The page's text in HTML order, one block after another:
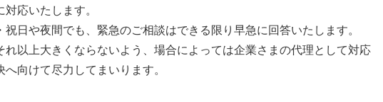
対応いたします。
祝日や夜間でも、緊急のご相談はできる限り早急に回答いたします。
れ以上大きくならないよう、場合によっては企業さまの代理として対応
へ向けて尽力してまいります。